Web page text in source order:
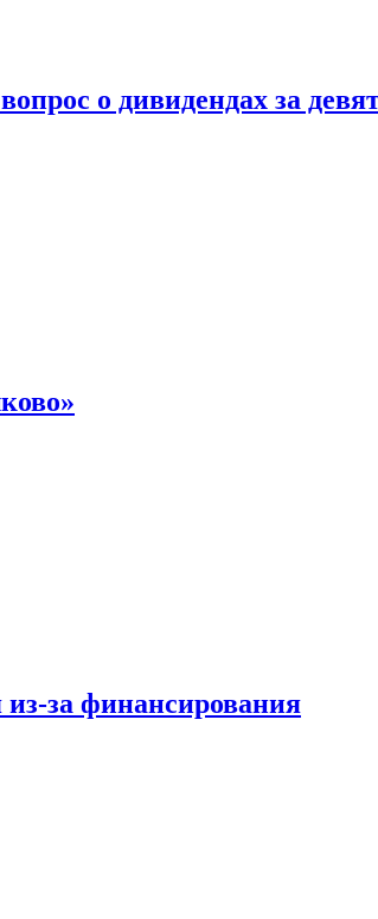
о дивидендах за
за финансирования